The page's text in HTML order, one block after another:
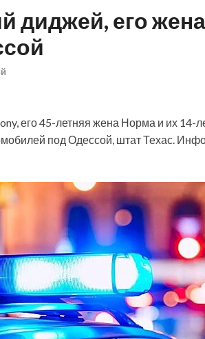
диджей, его
его 45-летняя жена Норма и их 14-
под Одессой, штат Техас.